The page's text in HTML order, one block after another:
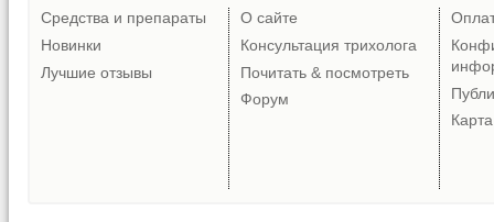
Средства и препараты
Новинки
Лучшие отзывы
О сайте
Консультация трихолога
Почитать & посмотреть
Форум